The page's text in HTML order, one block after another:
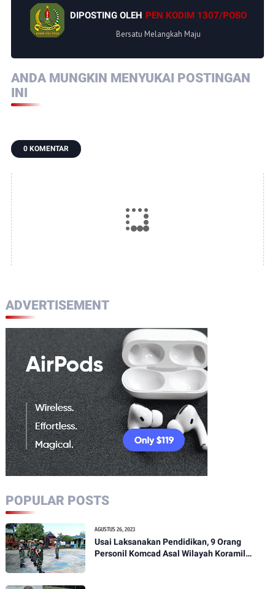
DIPOSTING OLEH PEN KODIM 1307/POSO
Bersatu Melangkah Maju
ANDA MUNGKIN MENYUKAI POSTINGAN
INI
0 KOMENTAR
ADVERTISEMENT
POPULAR POSTS
AGUSTUS 26, 2023
Usai Laksanakan Pendidikan, 9 Orang
Personil Komcad Asal Wilayah Koramil